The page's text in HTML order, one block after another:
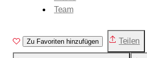
Team
Zu Favoriten hinzufügen Teilen